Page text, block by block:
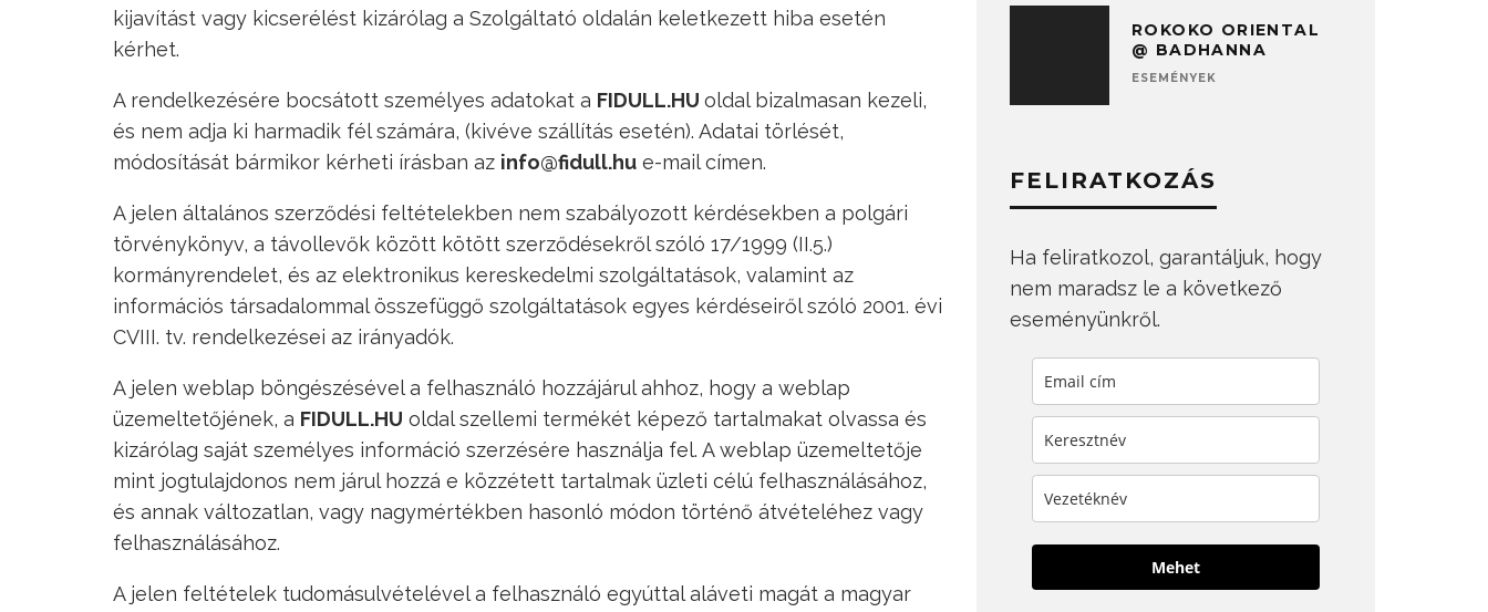
kijavítást vagy kicserélést kizárólag a Szolgáltató oldalán keletkezett hiba esetén
kérhet.
A rendelkezésére bocsátott személyes adatokat a FIDULL.HU oldal bizalmasan kezeli,
és nem adja ki harmadik fél számára, (kivéve szállítás esetén). Adatai törlését,
módosítását bármikor kérheti írásban az info@fidull.hu e-mail címen.
A jelen általános szerződési feltételekben nem szabályozott kérdésekben a polgári
törvénykönyv, a távollevők között kötött szerződésekről szóló 17/1999 (II.5.)
kormányrendelet, és az elektronikus kereskedelmi szolgáltatások, valamint az
információs társadalommal összefüggő szolgáltatások egyes kérdéseiről szóló 2001. évi
CVIII. tv. rendelkezései az irányadók.
A jelen weblap böngészésével a felhasználó hozzájárul ahhoz, hogy a weblap
üzemeltetőjének, a FIDULL.HU oldal szellemi termékét képező tartalmakat olvassa és
kizárólag saját személyes információ szerzésére használja fel. A weblap üzemeltetője
mint jogtulajdonos nem járul hozzá e közzétett tartalmak üzleti célú felhasználásához,
és annak változatlan, vagy nagymértékben hasonló módon történő átvételéhez vagy
felhasználásához.
A jelen feltételek tudomásulvételével a felhasználó egyúttal aláveti magát a magyar
ROKOKO ORIENTAL
@ BADHANNA
ESEMÉNYEK
FELIRATKOZÁS
Ha feliratkozol, garantáljuk, hogy
nem maradsz le a következő
eseményünkről.
Mehet